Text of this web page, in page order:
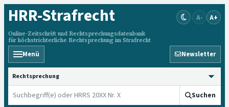
HRR-Strafrecht
Online-Zeitschrift und Rechtsprechungsdatenbank
für höchstrichterliche Rechtsprechung im Strafrecht
A- A+
Menü Newsletter
HRRS durchsuchen
Suchen